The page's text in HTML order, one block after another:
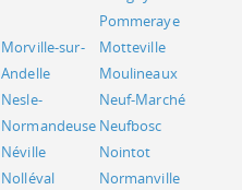
Pommeraye
Morville-sur-
Andelle
Motteville
Moulineaux
Nesle-
Normandeuse
Neuf-Marché
Neufbosc
Néville
Nointot
Nolléval
Normanville